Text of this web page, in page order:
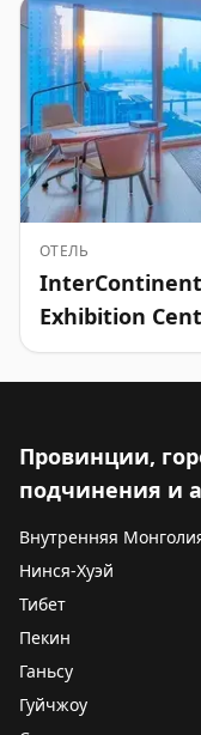
ОТЕЛЬ
Exhibition
Провинции,
подчинения и
Внутренняя
Нинся-Хуэй
Тибет
Пекин
Ганьсу
Гуйчжоу